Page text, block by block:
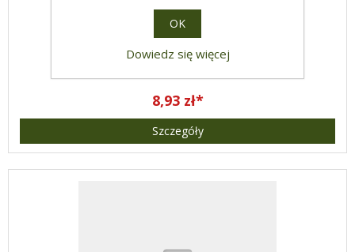
8,93 zł*
Szczegóły
OK
Dowiedz się więcej